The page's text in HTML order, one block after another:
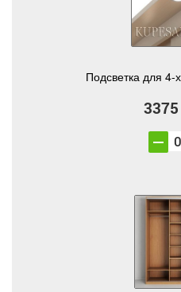
Подсветка для